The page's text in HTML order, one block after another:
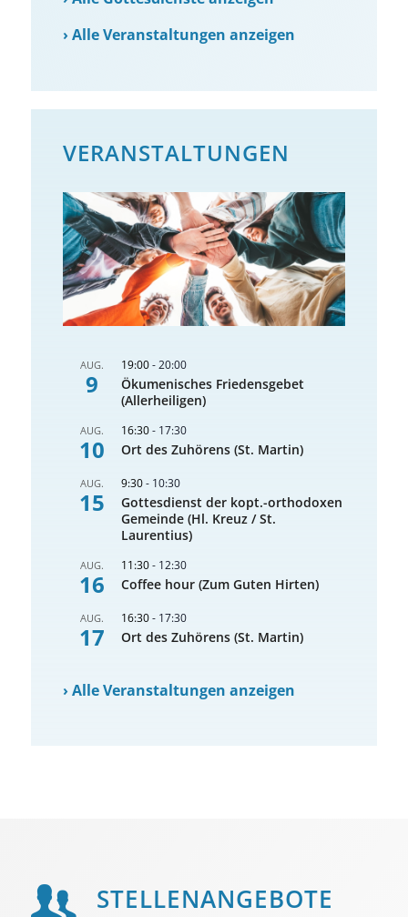
›Alle Veranstaltungen anzeigen
VERANSTALTUNGEN
AUG.
9
19:00-20:00
Ökumenisches Friedensgebet
(Allerheiligen)
AUG.
10
16:30- 17:30
Ort des Zuhörens (St. Martin)
AUG.
15
9:30- 10:30
Gottesdienst der kopt.-orthodoxen
Gemeinde (Hl. Kreuz / St.
Laurentius)
AUG.
16
11:30- 12:30
Coffee hour (Zum Guten Hirten)
AUG.
17
16:30- 17:30
Ort des Zuhörens (St. Martin)
›Alle Veranstaltungen anzeigen
STELLEN­ANGEBOTE